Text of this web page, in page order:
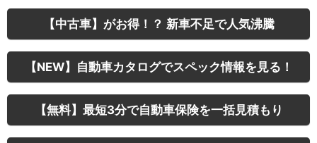
【中古車】がお得！？ 新車不足で人気沸騰
【NEW】自動車カタログでスペック情報を見る！
【無料】最短3分で自動車保険を一括見積もり